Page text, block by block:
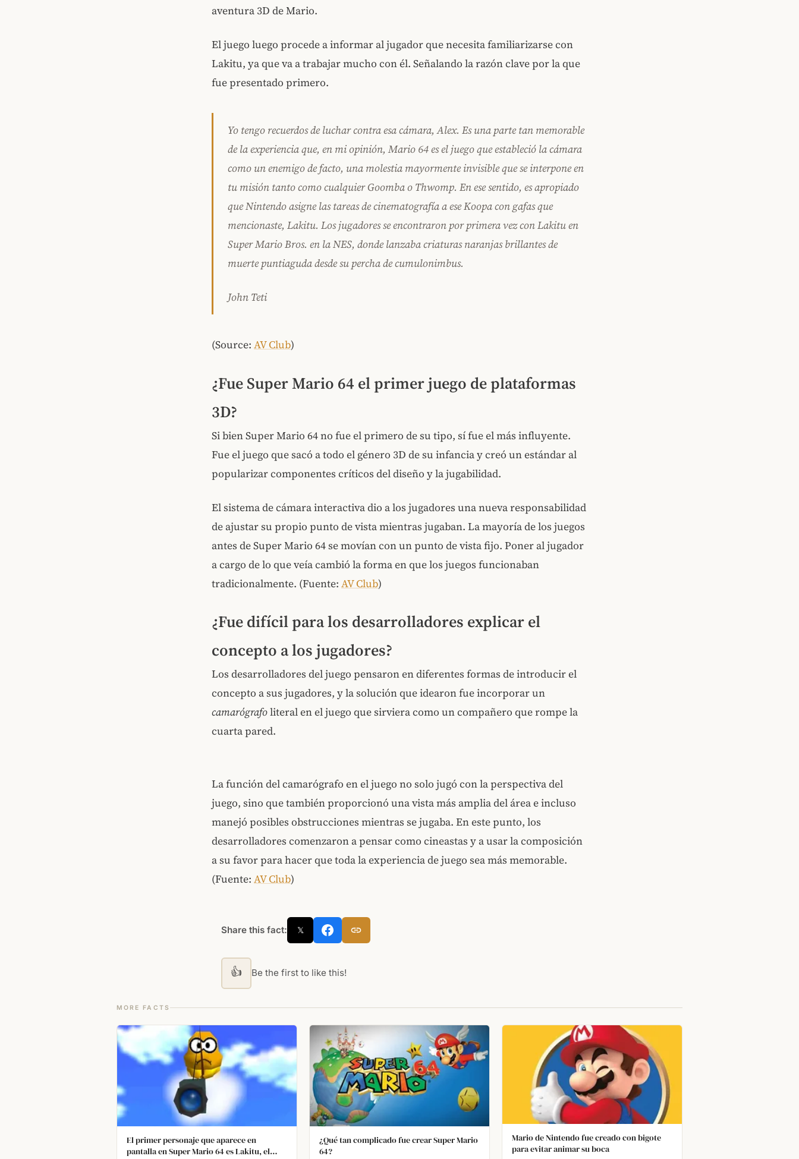
aventura 3D de Mario.
El juego luego procede a informar al jugador que necesita familiarizarse con
Lakitu, ya que va a trabajar mucho con él. Señalando la razón clave por la que
fue presentado primero.
Yo tengo recuerdos de luchar contra esa cámara, Alex. Es una parte tan memorable
de la experiencia que, en mi opinión, Mario 64 es el juego que estableció la cámara
como un enemigo de facto, una molestia mayormente invisible que se interpone en
tu misión tanto como cualquier Goomba o Thwomp. En ese sentido, es apropiado
que Nintendo asigne las tareas de cinematografía a ese Koopa con gafas que
mencionaste, Lakitu. Los jugadores se encontraron por primera vez con Lakitu en
Super Mario Bros. en la NES, donde lanzaba criaturas naranjas brillantes de
muerte puntiaguda desde su percha de cumulonimbus.
John Teti
(Source: AV Club)
¿Fue Super Mario 64 el primer juego de plataformas
3D?
Si bien Super Mario 64 no fue el primero de su tipo, sí fue el más influyente.
Fue el juego que sacó a todo el género 3D de su infancia y creó un estándar al
popularizar componentes críticos del diseño y la jugabilidad.
El sistema de cámara interactiva dio a los jugadores una nueva responsabilidad
de ajustar su propio punto de vista mientras jugaban. La mayoría de los juegos
antes de Super Mario 64 se movían con un punto de vista fijo. Poner al jugador
a cargo de lo que veía cambió la forma en que los juegos funcionaban
tradicionalmente. (Fuente: AV Club)
¿Fue difícil para los desarrolladores explicar el
concepto a los jugadores?
Los desarrolladores del juego pensaron en diferentes formas de introducir el
concepto a sus jugadores, y la solución que idearon fue incorporar un
camarógrafoliteral en el juego que sirviera como un compañero que rompe la
cuarta pared.
La función del camarógrafo en el juego no solo jugó con la perspectiva del
juego, sino que también proporcionó una vista más amplia del área e incluso
manejó posibles obstrucciones mientras se jugaba. En este punto, los
desarrolladores comenzaron a pensar como cineastas y a usar la composición
a su favor para hacer que toda la experiencia de juego sea más memorable.
(Fuente: AV Club)
Share this fact: 𝕏
👍 Be the first to like this!
MORE FACTS
El primer personaje que aparece en
pantalla en Super Mario 64 es Lakitu, el
¿Qué tan complicado fue crear Super Mario
64?
Mario de Nintendo fue creado con bigote
para evitar animar su boca